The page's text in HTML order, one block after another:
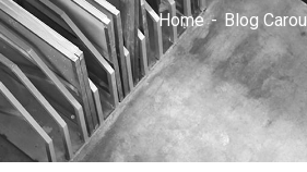
Home Blog